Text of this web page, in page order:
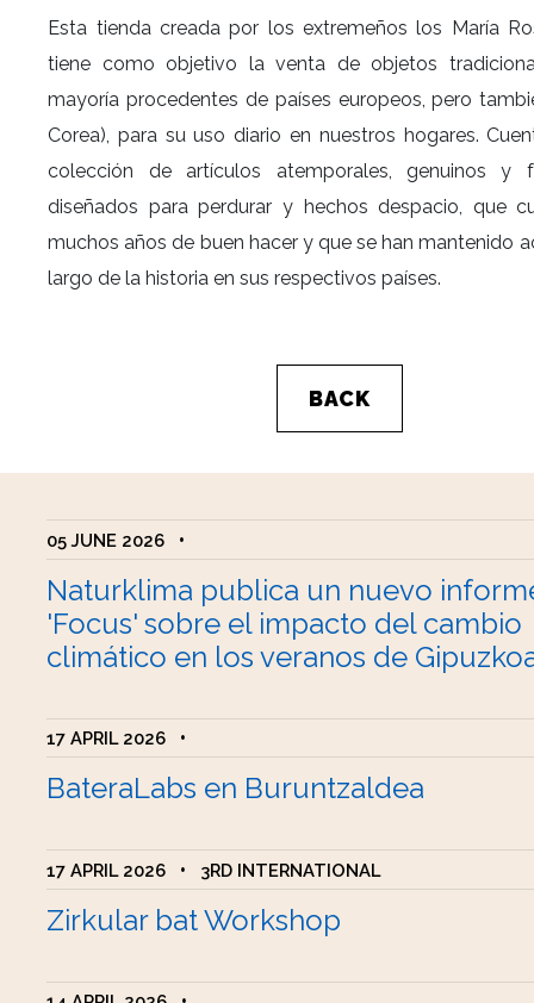
Esta tienda creada por los extremeños los María
tiene como objetivo la venta de objetos
mayoría procedentes de países europeos, pero
Corea), para su uso diario en nuestros hogares.
colección de artículos atemporales, genuinos y
diseñados para perdurar y hechos despacio, que
muchos años de buen hacer y que se han mantenido
largo de la historia en sus respectivos países.
BACK
05 JUNE 2026 •
Naturklima publica un nuevo
'Focus' sobre el impacto del cambio
climático en los veranos de
17 APRIL 2026 •
BateraLabs en Buruntzaldea
17 APRIL 2026 • 3RD INTERNATIONAL
Zirkular bat Workshop